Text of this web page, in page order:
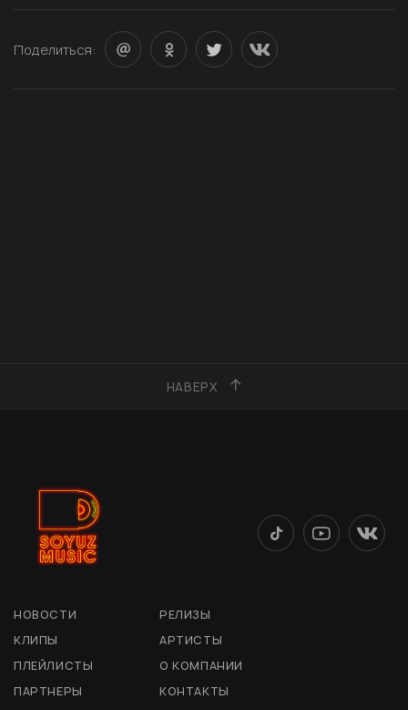
Поделиться:
НАВЕРХ
НОВОСТИ
РЕЛИЗЫ
КЛИПЫ
АРТИСТЫ
ПЛЕЙЛИСТЫ
О КОМПАНИИ
ПАРТНЕРЫ
КОНТАКТЫ